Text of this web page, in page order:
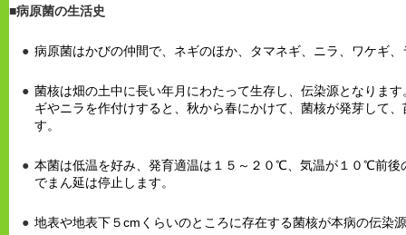
■病原菌の生活史
病原菌はかびの仲間で、ネギのほか、タマネギ、ニラ、ワケギ
菌核は畑の土中に長い年月にわたって生存し、伝染源となりま
ギやニラを作付けすると、秋から春にかけて、菌核が発芽して
す。
本菌は低温を好み、発育適温は１５～２０℃、気温が１０℃前
でまん延は停止します。
地表や地表下５cmくらいのところに存在する菌核が本病の伝染